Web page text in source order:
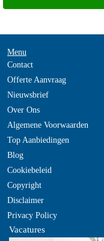
Menu
Contact
Offerte Aanvraag
Nieuwsbrief
Over Ons
Algemene Voorwaarden
Top Aanbiedingen
Blog
Cookiebeleid
Copyright
Disclaimer
Privacy Policy
Vacatures